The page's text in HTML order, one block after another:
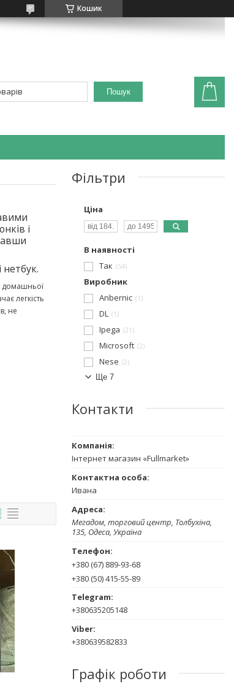
Кошик
Пошук
і
домашньої
легкість
не
Фільтри
Ціна
В наявності
Так
54
Виробник
Anbernic 1
DL 1
Ipega 21
Microsoft 2
Nese
2
Ще 7
Контакти
Інтернет магазин «Fullmarket»
Ивана
Мегадом, торговий центр, Толбухіна,
135, Одеса, Україна
+380 (67) 889-93-68
+380 (50) 415-55-89
+380635205148
+380639582833
Графік роботи